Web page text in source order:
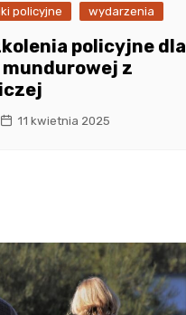
policyjne wydarzenia
policyjne dla
z
11 kwietnia 2025